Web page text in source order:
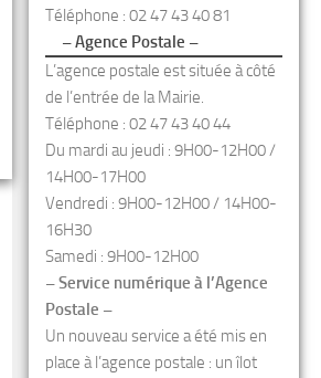
Téléphone : 02 47 43 40 81
– Agence Postale –
L’agence postale est située à côté
de l’entrée de la Mairie.
Téléphone : 02 47 43 40 44
Du mardi au jeudi : 9H00-12H00 /
14H00-17H00
Vendredi : 9H00-12H00 / 14H00-
16H30
Samedi : 9H00-12H00
– Service numérique à l’Agence
Postale –
Un nouveau service a été mis en
place à l’agence postale : un îlot